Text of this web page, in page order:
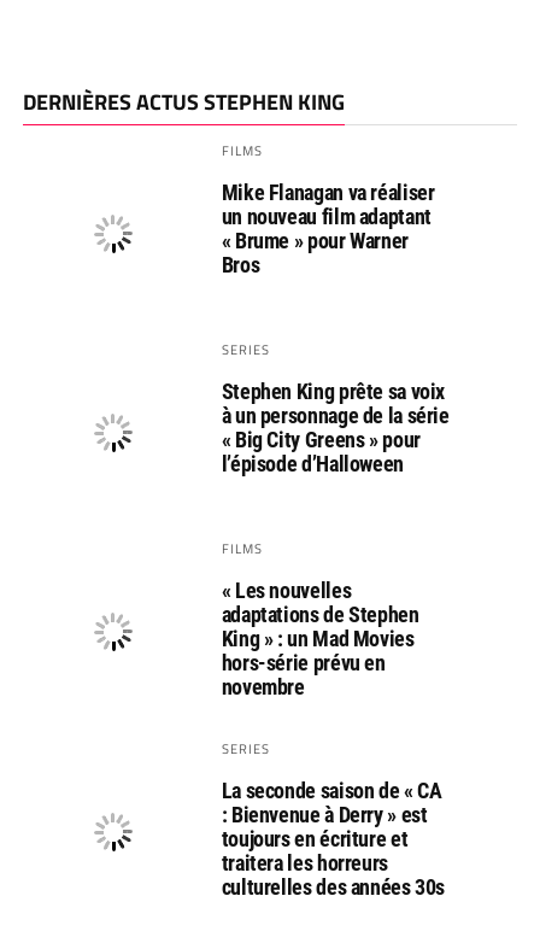
DERNIÈRES ACTUS STEPHEN KING
FILMS
Mike Flanagan va réaliser
un nouveau film adaptant
« Brume » pour Warner
Bros
SERIES
Stephen King prête sa voix
à un personnage de la série
« Big City Greens » pour
l’épisode d’Halloween
FILMS
« Les nouvelles
adaptations de Stephen
King » : un Mad Movies
hors-série prévu en
novembre
SERIES
La seconde saison de « CA
: Bienvenue à Derry » est
toujours en écriture et
traitera les horreurs
culturelles des années 30s